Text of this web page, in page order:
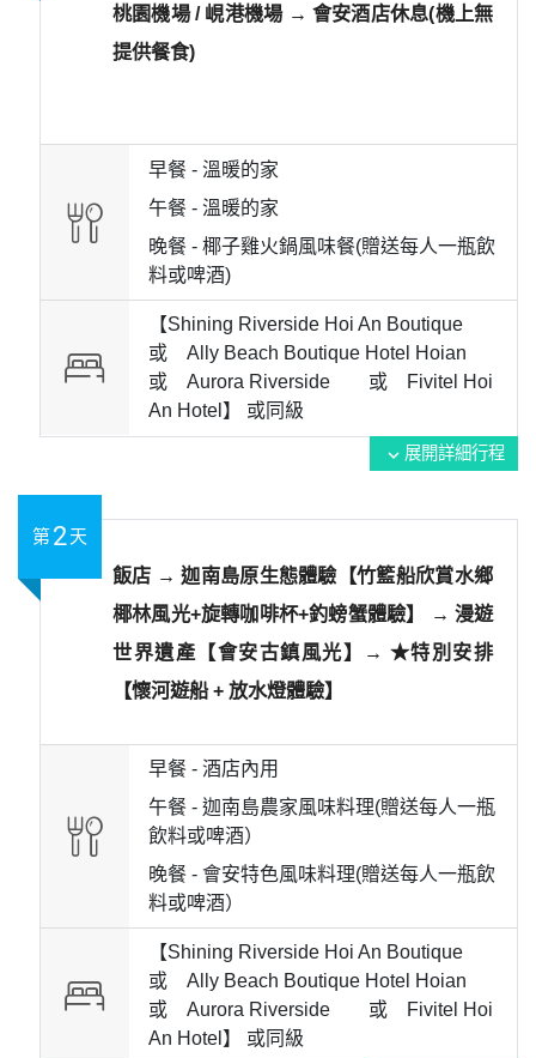
桃園機場 / 峴港機場 → 會安酒店休息(機上無
提供餐食)
早餐 - 溫暖的家
午餐 - 溫暖的家
晚餐 - 椰子雞火鍋風味餐(贈送每人一瓶飲
料或啤酒)
【Shining Riverside Hoi An Boutique
或 Ally Beach Boutique Hotel Hoian
或 Aurora Riverside 或 Fivitel Hoi
An Hotel】 或同級
expand_more 展開詳細行程
第2天
飯店 → 迦南島原生態體驗【竹籃船欣賞水鄉
椰林風光+旋轉咖啡杯+釣螃蟹體驗】 → 漫遊
世界遺產【會安古鎮風光】→ ★特別安排
【懷河遊船 + 放水燈體驗】
早餐 - 酒店內用
午餐 - 迦南島農家風味料理(贈送每人一瓶
飲料或啤酒）
晚餐 - 會安特色風味料理(贈送每人一瓶飲
料或啤酒）
【Shining Riverside Hoi An Boutique
或 Ally Beach Boutique Hotel Hoian
或 Aurora Riverside 或 Fivitel Hoi
An Hotel】 或同級